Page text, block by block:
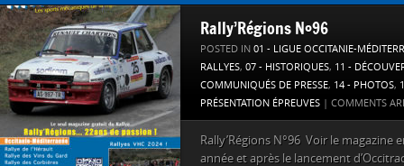
Rally’Régions N°96
POSTED IN 01 - LIGUE OCCITANIE-
RALLYES, 07 - HISTORIQUES, 11 -
COMMUNIQUÉS DE PRESSE, 14 - PHOTOS,
PRÉSENTATION ÉPREUVES | COMMENTS
Rally’Régions N°96 Voir le magazine
année et après le lancement